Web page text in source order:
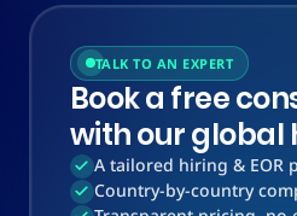
TALK TO AN EXPERT
Book a free
with our global
A tailored hiring & EOR
Country-by-country